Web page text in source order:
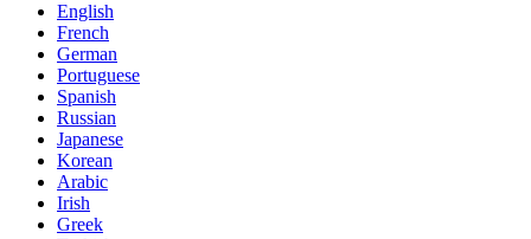
English
French
German
Portuguese
Spanish
Russian
Japanese
Korean
Arabic
Irish
Greek